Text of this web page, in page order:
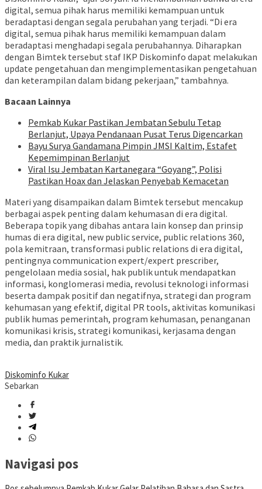
digital, semua pihak harus memiliki kemampuan untuk
beradaptasi dengan segala perubahan yang terjadi. “Di era
digital, semua pihak harus memiliki kemampuan dalam
beradaptasi menghadapi segala perubahannya. Diharapkan
dengan Bimtek tersebut staf IKP Diskominfo dapat melakukan
update pengetahuan dan mengimplementasikan pengetahuan
dan keterampilan dalam bidang pekerjaan,” tambahnya.
Bacaan Lainnya
Pemkab Kukar Pastikan Jembatan Sebulu Tetap
Berlanjut, Upaya Pendanaan Pusat Terus Digencarkan
Bayu Surya Gandamana Pimpin JMSI Kaltim, Estafet
Kepemimpinan Berlanjut
Viral Isu Jembatan Kartanegara “Goyang”, Polisi
Pastikan Hoax dan Jelaskan Penyebab Kemacetan
Materi yang disampaikan dalam Bimtek tersebut mencakup
berbagai aspek penting dalam kehumasan di era digital.
Beberapa topik yang dibahas antara lain konsep dan prinsip
humas di era digital, new public service, public relations 360,
pola kemitraan, transformasi public relations di era digital,
pentingnya communication expert/expert prescriber,
pengelolaan media sosial, hak publik untuk mendapatkan
informasi, konglomerasi media, revolusi teknologi informasi
beserta dampak positif dan negatifnya, strategi dan program
kehumasan yang efektif, digital PR tools, aktivitas komunikasi
publik humas pemerintah, program kehumasan, penanganan
komunikasi krisis, strategi komunikasi, kerjasama dengan
media, dan praktik jurnalistik.
Diskominfo Kukar
Sebarkan
Navigasi pos